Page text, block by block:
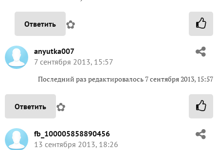
Ответить ✿
anyutka007
7 сентября 2013, 15:57
Последний раз редактировалось 7 сентября 2013, 15:57
Ответить ✿
fb_100005858890456
13 сентября 2013, 18:26